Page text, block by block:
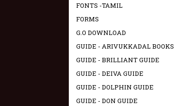
FONTS -TAMIL
FORMS
G.O DOWNLOAD
GUIDE - ARIVUKKADAL BOOKS
GUIDE - BRILLIANT GUIDE
GUIDE - DEIVA GUIDE
GUIDE - DOLPHIN GUIDE
GUIDE - DON GUIDE